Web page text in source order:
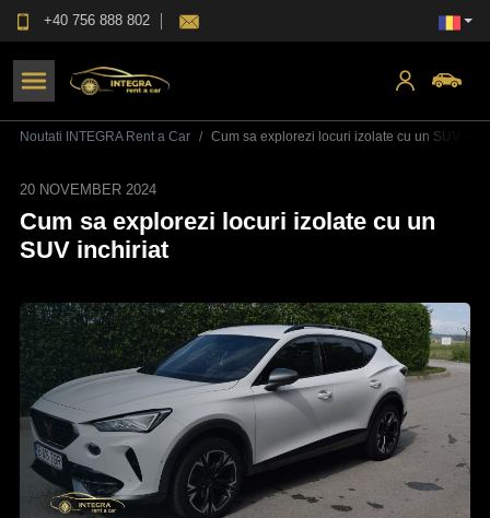
+40 756 888 802
Noutati INTEGRA Rent a Car Cum sa explorezi locuri izolate cu un SUV
20 NOVEMBER 2024
Cum sa explorezi locuri izolate cu un
SUV inchiriat